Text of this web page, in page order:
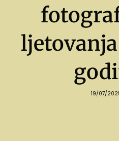
ljetovanja
19/07/